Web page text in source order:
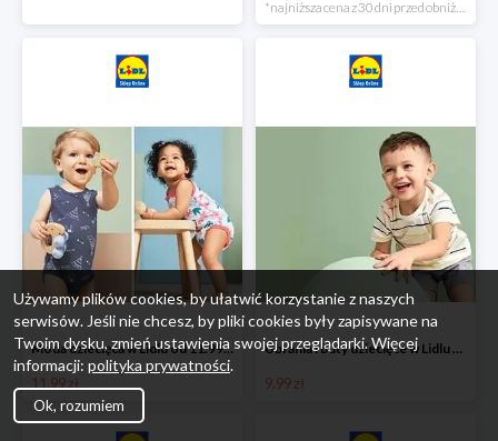
Moda dziecięca w Lidlu od 11.99 zł
11.99 zł
Ubrania i buty dziecięce w Lidlu Online od 9,99 zł
9.99 zł
Używamy plików cookies, by ułatwić korzystanie z naszych
serwisów. Jeśli nie chcesz, by pliki cookies były zapisywane na
Twoim dysku, zmień ustawienia swojej przeglądarki. Więcej
informacji: polityka prywatności.
Ok, rozumiem